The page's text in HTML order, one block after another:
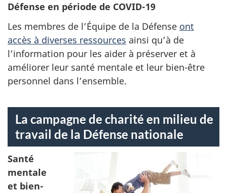
Défense en période de COVID-19
Les membres de l’Équipe de la Défense ont
accès à diverses ressources ainsi qu’à de
l’information pour les aider à préserver et à
améliorer leur santé mentale et leur bien-être
personnel dans l’ensemble.
La campagne de charité en milieu de
travail de la Défense nationale
Santé
mentale
et bien-